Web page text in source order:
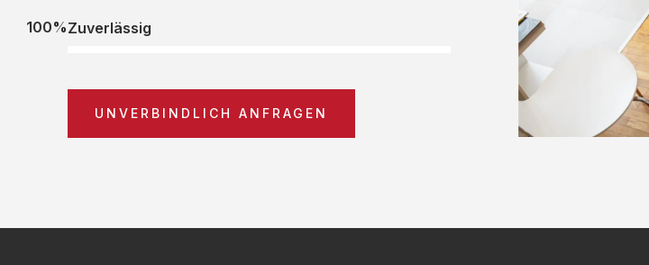
Zuverlässig
100%
UNVERBINDLICH ANFRAGEN